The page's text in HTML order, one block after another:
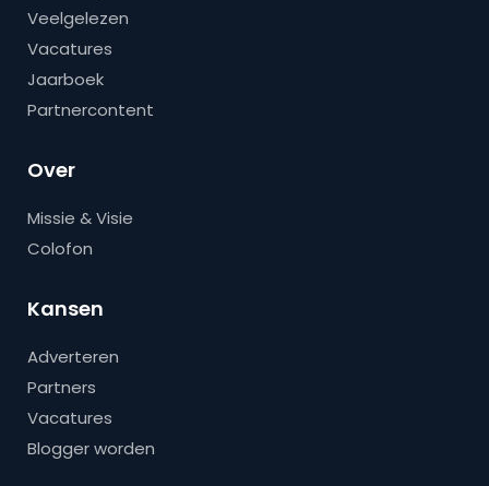
Veelgelezen
Vacatures
Jaarboek
Partnercontent
Over
Missie & Visie
Colofon
Kansen
Adverteren
Partners
Vacatures
Blogger worden